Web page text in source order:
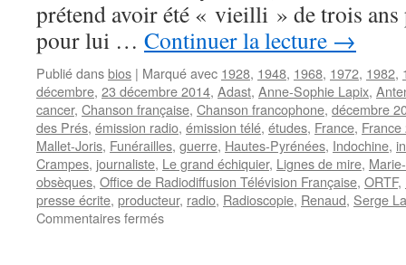
prétend avoir été « vieilli » de trois
pour lui … Continuer la lecture →
Publié dansbios | Marqué avec 1928, 1948, 1968, 1972, 1982,
décembre, 23 décembre 2014, Adast, Anne-Sophie Lapix,
cancer, Chanson française, Chanson francophone, décembre
des Prés, émission radio, émission télé, études, France, France
Mallet-Joris, Funérailles, guerre, Hautes-Pyrénées, Indochine,
Crampes, journaliste, Le grand échiquier, Lignes de mire,
obsèques, Office de Radiodiffusion Télévision Française, ORTF,
presse écrite, producteur, radio, Radioscopie, Renaud, Serge
Commentaires ferméssur